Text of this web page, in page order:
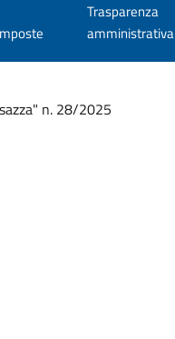
Trasparenza
amministrativa
n. 28/2025